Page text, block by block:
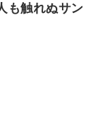
も触れぬサン